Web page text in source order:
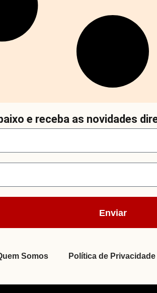
e receba as novidades
Enviar
Somos Política de Privacidade